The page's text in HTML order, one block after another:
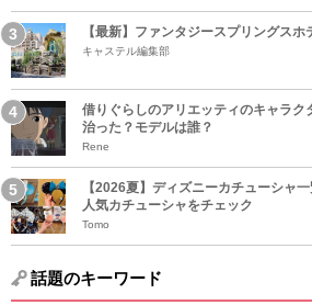
【最新】ファンタジースプリングス
キャステル編集部
借りぐらしのアリエッティのキャラク
治った？モデルは誰？
Rene
【2026夏】ディズニーカチューシャ
人気カチューシャをチェック
Tomo
話題のキーワード